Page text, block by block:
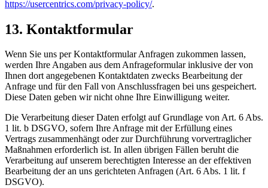
https://usercentrics.com/privacy-policy/.
13. Kontaktformular
Wenn Sie uns per Kontaktformular Anfragen zukommen lassen,
werden Ihre Angaben aus dem Anfrageformular inklusive der von
Ihnen dort angegebenen Kontaktdaten zwecks Bearbeitung der
Anfrage und für den Fall von Anschlussfragen bei uns gespeichert.
Diese Daten geben wir nicht ohne Ihre Einwilligung weiter.
Die Verarbeitung dieser Daten erfolgt auf Grundlage von Art. 6 Abs.
1 lit. b DSGVO, sofern Ihre Anfrage mit der Erfüllung eines
Vertrags zusammenhängt oder zur Durchführung vorvertraglicher
Maßnahmen erforderlich ist. In allen übrigen Fällen beruht die
Verarbeitung auf unserem berechtigten Interesse an der effektiven
Bearbeitung der an uns gerichteten Anfragen (Art. 6 Abs. 1 lit. f
DSGVO).